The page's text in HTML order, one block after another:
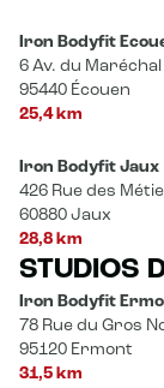
Iron Bodyfit
6 Av. du Maréchal
95440 Écouen
25,4 km
Iron Bodyfit Jaux
426 Rue des
60880 Jaux
28,8 km
STUDIOS
Iron Bodyfit
78 Rue du Gros
95120 Ermont
31,5 km